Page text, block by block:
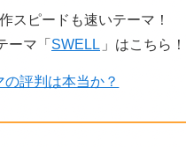
スピードも速いテーマ！
ーマ「 SWELL 」はこちら！
評判は本当か？